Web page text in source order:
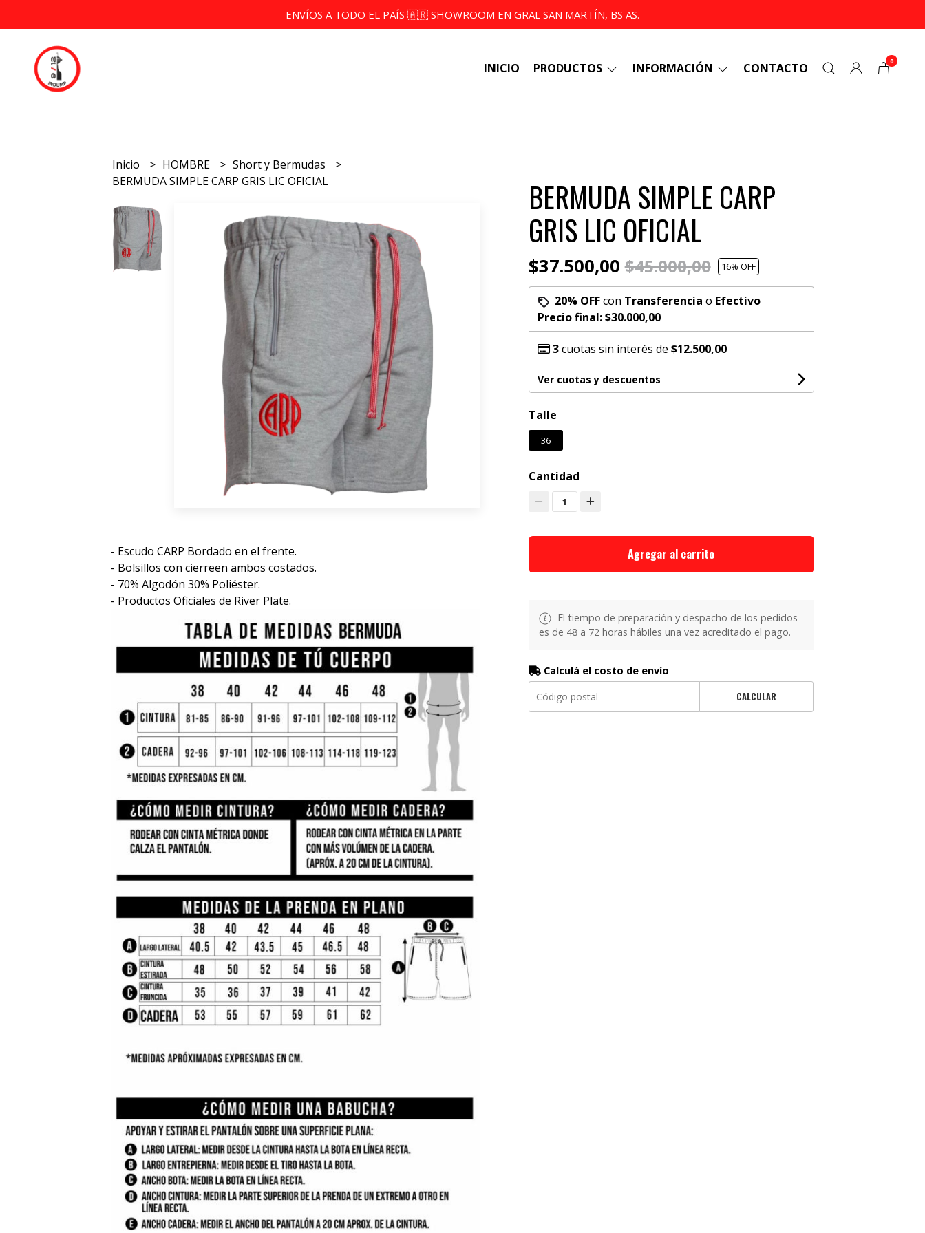
ENVÍOS A TODO EL PAÍS 🇦🇷 SHOWROOM EN GRAL SAN MARTÍN, BS AS.
INICIO PRODUCTOS INFORMACIÓN CONTACTO 0
Inicio HOMBRE
Short y Bermudas
BERMUDA SIMPLE CARP GRIS LIC OFICIAL
- Escudo CARP Bordado en el frente.
- Bolsillos con cierreen ambos costados.
- 70% Algodón 30% Poliéster.
- Productos Oficiales de River Plate.
BERMUDA SIMPLE CARP
GRIS LIC OFICIAL
$37.500,00$45.000,00 16% OFF
20% OFFcon Transferencia o Efectivo
Precio final:$30.000,00
3cuotas sin interés de $12.500,00
Ver cuotas y descuentos
Talle
36
Cantidad
1
Agregar al carrito
El tiempo de preparación y despacho de los pedidos
es de 48 a 72 horas hábiles una vez acreditado el pago.
Calculá el costo de envío
CALCULAR